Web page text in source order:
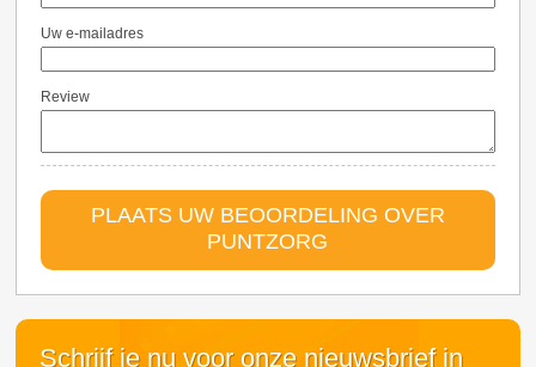
Uw e-mailadres
Review
PLAATS UW BEOORDELING OVER
PUNTZORG
Schrijf je nu voor onze nieuwsbrief in